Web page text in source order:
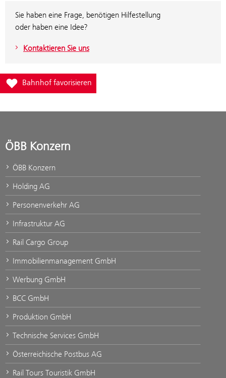
Sie haben eine Frage, benötigen Hilfestellung
oder haben eine Idee?
Kontaktieren Sie uns
Füge Bahnhof Gstatterboden im Nationalpark zur Favoritenliste
Bahnhof favorisieren
ÖBB Konzern
ÖBB Konzern
Holding AG
Personenverkehr AG
Infrastruktur AG
Rail Cargo Group
Immobilienmanagement GmbH
Werbung GmbH
BCC GmbH
Produktion GmbH
Technische Services GmbH
Österreichische Postbus AG
Rail Tours Touristik GmbH